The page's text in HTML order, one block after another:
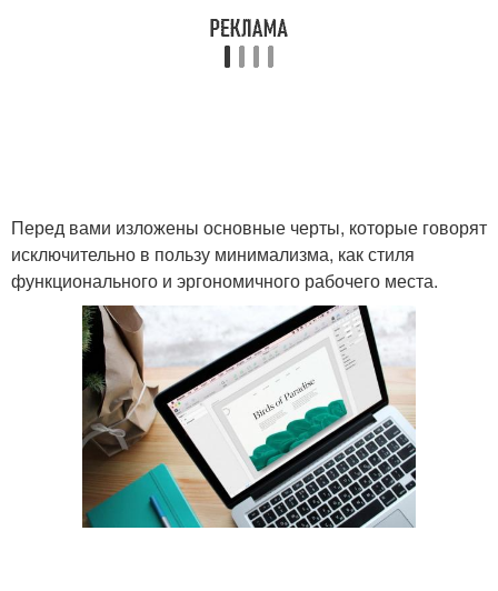
Перед вами изложены основные черты, которые говорят
исключительно в пользу минимализма, как стиля
функционального и эргономичного рабочего места.